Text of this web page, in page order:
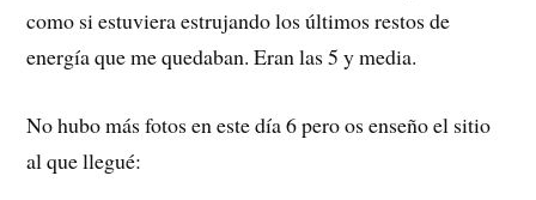
como si estuviera estrujando los últimos restos de
energía que me quedaban. Eran las 5 y media.
No hubo más fotos en este día 6 pero os enseño el sitio
al que llegué: